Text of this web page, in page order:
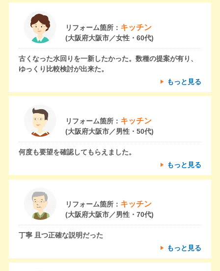
リフォーム箇所： キッチン
(大阪府大阪市／女性・60代)
古くなった水回りを一新したかった。数種の提案が有り、
ゆっくり比較検討が出来た。
もっと見る
リフォーム箇所： キッチン
(大阪府大阪市／男性・50代)
何度も要望を確認してもらえました。
もっと見る
リフォーム箇所： キッチン
(大阪府大阪市／男性・70代)
丁寧 且つ正確な説明だった
もっと見る